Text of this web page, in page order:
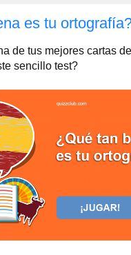
es tu
de tus mejores cartas
sencillo test?